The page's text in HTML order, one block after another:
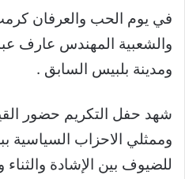
في يوم الحب والعرفان
والشعبية المهندس عارف
ومدينة بلبيس السابق .
شهد حفل التكريم حضور
وممثلي الاحزاب السياسية
للضيوف بين الإشادة